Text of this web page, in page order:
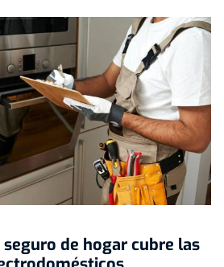
de hogar cubre las